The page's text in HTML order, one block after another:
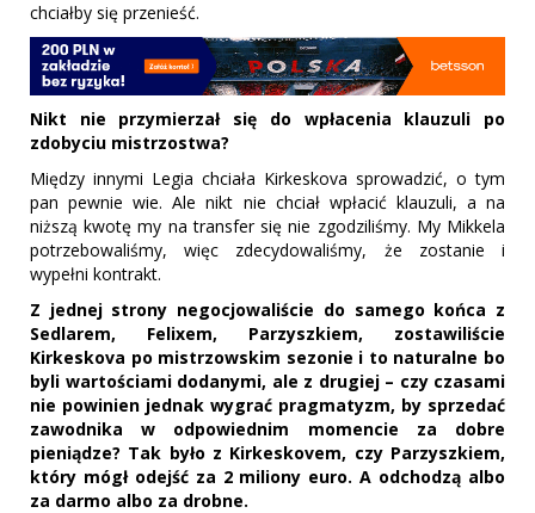
chciałby się przenieść.
Nikt nie przymierzał się do wpłacenia klauzuli po
zdobyciu mistrzostwa?
Między innymi Legia chciała Kirkeskova sprowadzić, o tym
pan pewnie wie. Ale nikt nie chciał wpłacić klauzuli, a na
niższą kwotę my na transfer się nie zgodziliśmy. My Mikkela
potrzebowaliśmy, więc zdecydowaliśmy, że zostanie i
wypełni kontrakt.
Z jednej strony negocjowaliście do samego końca z
Sedlarem, Felixem, Parzyszkiem, zostawiliście
Kirkeskova po mistrzowskim sezonie i to naturalne bo
byli wartościami dodanymi, ale z drugiej – czy czasami
nie powinien jednak wygrać pragmatyzm, by sprzedać
zawodnika w odpowiednim momencie za dobre
pieniądze? Tak było z Kirkeskovem, czy Parzyszkiem,
który mógł odejść za 2 miliony euro. A odchodzą albo
za darmo albo za drobne.